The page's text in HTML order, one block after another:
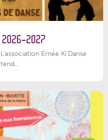
2026-2027
Ernée Ki'Danse